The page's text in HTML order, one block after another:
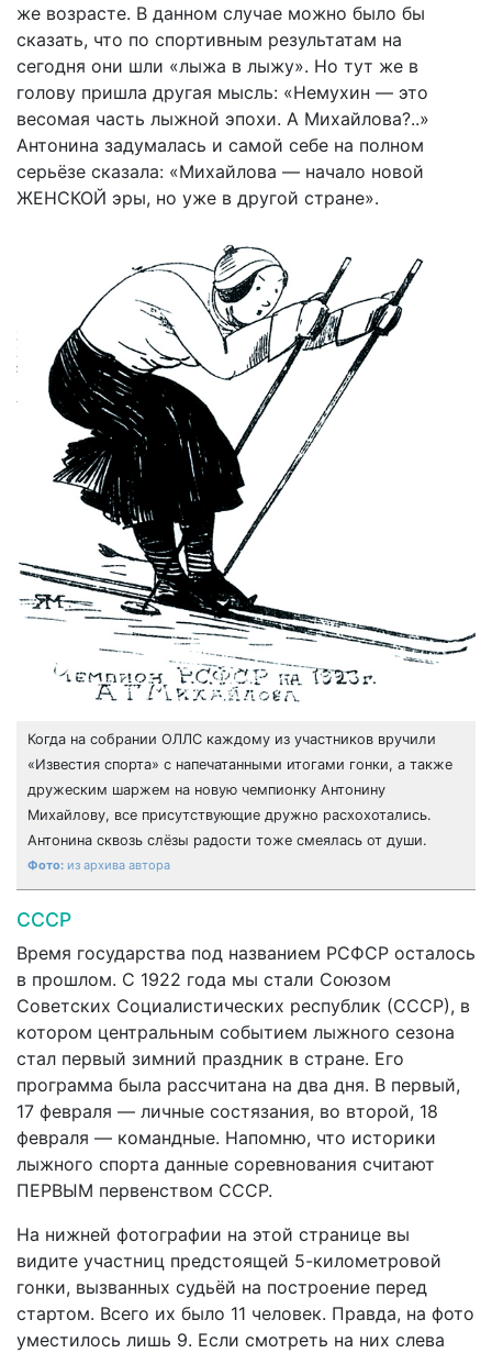
же возрасте. В данном случае можно было бы
сказать, что по спортивным результатам на
сегодня они шли «лыжа в лыжу». Но тут же в
голову пришла другая мысль: «Немухин — это
весомая часть лыжной эпохи. А Михайлова?..»
Антонина задумалась и самой себе на полном
серьёзе сказала: «Михайлова — начало новой
ЖЕНСКОЙ эры, но уже в другой стране».
Когда на собрании ОЛЛС каждому из участников вручили
«Известия спорта» с напечатанными итогами гонки, а также
дружеским шаржем на новую чемпионку Антонину
Михайлову, все присутствующие дружно расхохотались.
Антонина сквозь слёзы радости тоже смеялась от души.
из архива автора
СССР
Время государства под названием РСФСР осталось
в прошлом. С 1922 года мы стали Союзом
Советских Социалистических республик (СССР), в
котором центральным событием лыжного сезона
стал первый зимний праздник в стране. Его
программа была рассчита­на на два дня. В первый,
17 февраля — личные состязания, во второй, 18
февраля — командные. Напомню, что историки
лыжного спорта данные соревнования считают
ПЕРВЫМ первенством СССР.
На нижней фотографии на этой странице вы
видите участниц предстоящей 5-километровой
гонки, вызванных судьёй на построение перед
стартом. Всего их было 11 человек. Правда, на фото
уместилось лишь 9. Если смотреть на них слева